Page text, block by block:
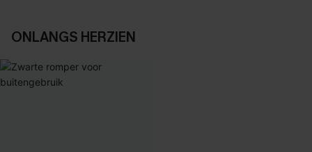
ONLANGS HERZIEN